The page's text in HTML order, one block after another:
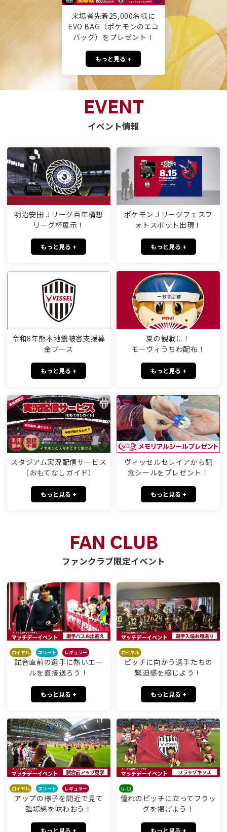
来場者先着25,000名様に
EVO BAG（ポケモンのエコ
バッグ）をプレゼント！
もっと見る +
EVENT
イベント情報
明治安田Ｊリーグ百年構想
リーグ杯展示！
もっと見る +
ポケモンＪリーグフェスフ
ォトスポット出現！
もっと見る +
令和8年熊本地震被害支援募
金ブース
もっと見る +
夏の観戦に！
モーヴィうちわ配布！
もっと見る +
スタジアム実況配信サービス
（おもてなしガイド）
もっと見る +
ヴィッセルセレイアから記
念シールをプレゼント！
もっと見る +
FAN CLUB
ファンクラブ限定イベント
ロイヤル エリート レギュラー
試合直前の選手に熱いエー
ルを直接送ろう！
もっと見る +
ロイヤル
ピッチに向かう選手たちの
緊迫感を感じよう！
もっと見る +
ロイヤル エリート レギュラー
アップの様子を間近で見て
臨場感を味わおう！
もっと見る +
U-12
憧れのピッチに立ってフラッ
グを掲げよう！
もっと見る +